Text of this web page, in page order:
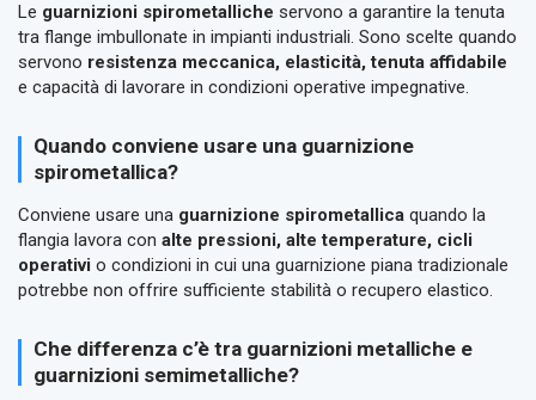
Le guarnizioni spirometalliche servono a garantire la tenuta
tra flange imbullonate in impianti industriali. Sono scelte quando
servono resistenza meccanica, elasticità, tenuta affidabile
e capacità di lavorare in condizioni operative impegnative.
Quando conviene usare una guarnizione
spirometallica?
Conviene usare una guarnizione spirometallica quando la
flangia lavora con alte pressioni, alte temperature, cicli
operativi o condizioni in cui una guarnizione piana tradizionale
potrebbe non offrire sufficiente stabilità o recupero elastico.
Che differenza c’è tra guarnizioni metalliche e
guarnizioni semimetalliche?